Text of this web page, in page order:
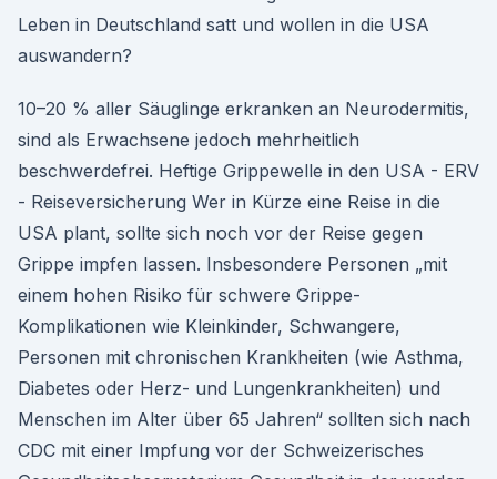
Leben in Deutschland satt und wollen in die USA
auswandern?
10–20 % aller Säuglinge erkranken an Neurodermitis,
sind als Erwachsene jedoch mehrheitlich
beschwerdefrei. Heftige Grippewelle in den USA - ERV
- Reiseversicherung Wer in Kürze eine Reise in die
USA plant, sollte sich noch vor der Reise gegen
Grippe impfen lassen. Insbesondere Personen „mit
einem hohen Risiko für schwere Grippe-
Komplikationen wie Kleinkinder, Schwangere,
Personen mit chronischen Krankheiten (wie Asthma,
Diabetes oder Herz- und Lungenkrankheiten) und
Menschen im Alter über 65 Jahren“ sollten sich nach
CDC mit einer Impfung vor der Schweizerisches